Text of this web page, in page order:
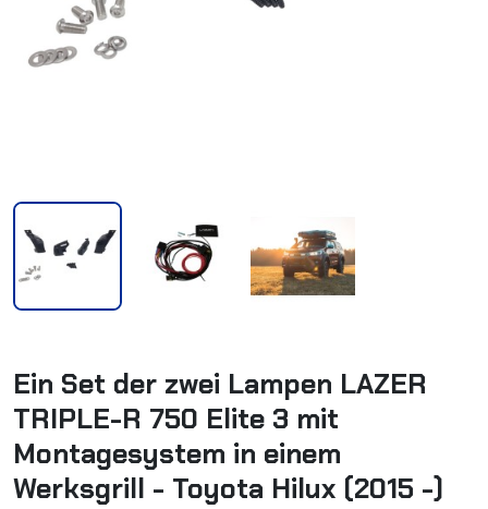
Ein Set der zwei Lampen LAZER
TRIPLE-R 750 Elite 3 mit
Montagesystem in einem
Werksgrill - Toyota Hilux (2015 -)